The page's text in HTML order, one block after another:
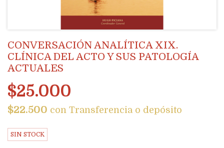
CONVERSACIÓN ANALÍTICA XIX.
CLÍNICA DEL ACTO Y SUS PATOLOGÍA
ACTUALES
$25.000
$22.500 con Transferencia o depósito
SIN STOCK